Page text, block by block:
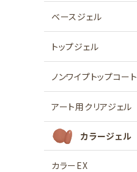
ベースジェル
トップジェル
ノンワイプトップコート
アート用クリアジェル
カラージェル
カラーEX